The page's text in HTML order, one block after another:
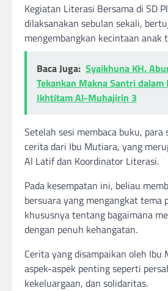
Kegiatan Literasi Bersama di SD
dilaksanakan sebulan sekali,
mengembangkan kecintaan anak
Baca Juga: Syaikhuna KH.
Tekankan Makna Santri
Ikhtitam Al-Muhajirin 3
Setelah sesi membaca buku,
cerita dari Ibu Mutiara, yang
Al Latif dan Koordinator Literasi.
Pada kesempatan ini, beliau
bersuara yang mengangkat tema
khususnya tentang bagaimana
dengan penuh kehangatan.
Cerita yang disampaikan oleh
aspek-aspek penting seperti
kekeluargaan, dan solidaritas.